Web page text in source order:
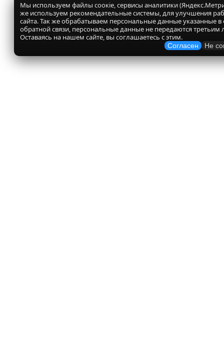
Мы используем файлы соокіе, сервисы аналитики
же используем рекомендательные системы, для улучшения
сайта. Так же обрабатываем персональные данные указанные
обратной связи, персональные данные не передаются третьим
Оставаясь на нашем сайте, вы соглашаетесь с этим.
Согласен Не